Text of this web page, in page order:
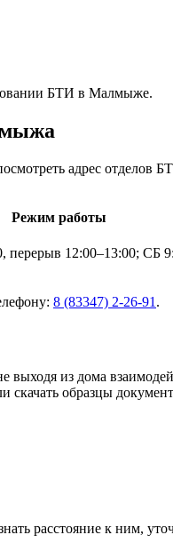
БТИ в Малмыже.
адрес отделов
Режим работы
12:00–13:00; СБ
8 (83347) 2-26-91 .
выходя из дома
скачать образцы
расстояние к ним,